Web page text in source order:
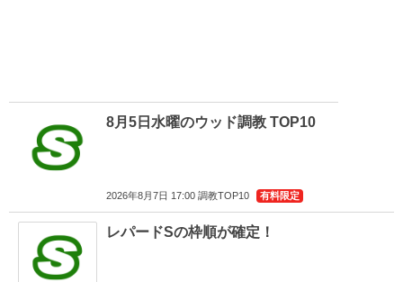
8月5日水曜のウッド調教 TOP10
2026年8月7日 17:00 調教TOP10 有料限定
レパードSの枠順が確定！